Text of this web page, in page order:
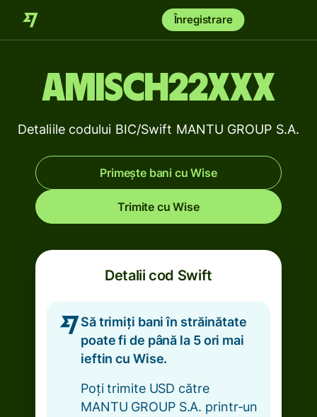
Înregistrare
AMISCH22XXX
Detaliile codului BIC/Swift MANTU GROUP S.A.
Primește bani cu Wise
Trimite cu Wise
Detalii cod Swift
Să trimiți bani în străinătate
poate fi de până la 5 ori mai
ieftin cu Wise.
Poți trimite USD către
MANTU GROUP S.A. printr-un